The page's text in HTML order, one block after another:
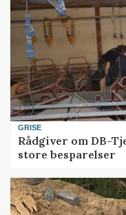
GRISE
Rådgiver om DB-
store besparelser